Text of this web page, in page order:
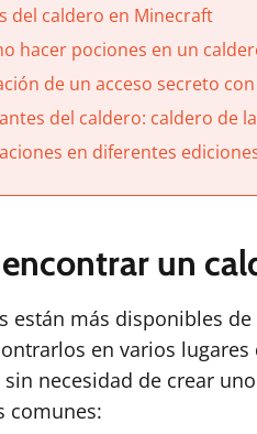
del caldero en Minecraft
hacer pociones en un
de un acceso secreto
del caldero: caldero de
en diferentes
un
están más disponibles
en varios
necesidad de crear
comunes: